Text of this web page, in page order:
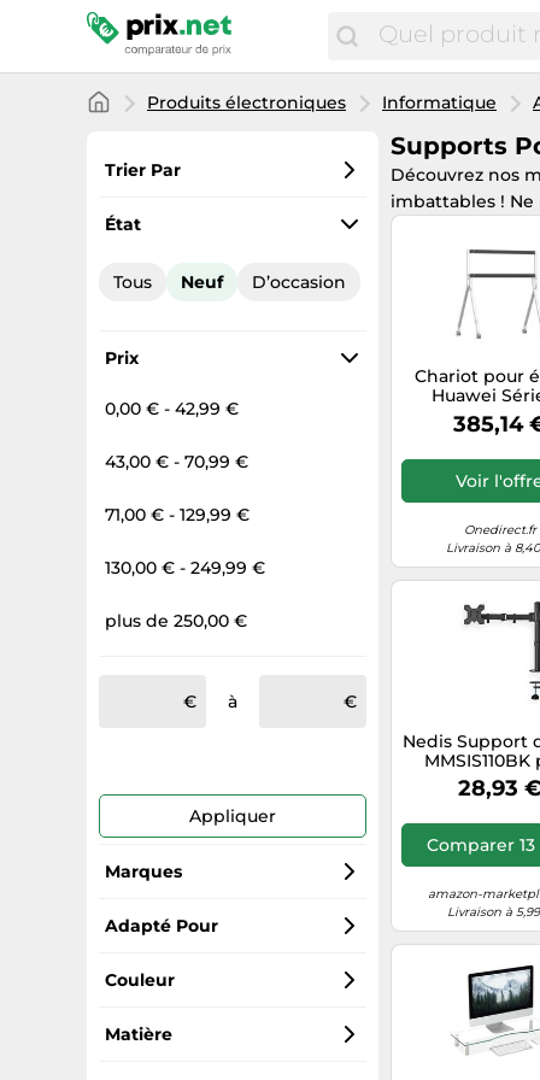
Produits électroniques Informatique
Trier Par
Préférés
Prix total
État
Tous Neuf D’occasion
Prix
0,00 € - 42,99 €
43,00 € - 70,99 €
71,00 € - 129,99 €
130,00 € - 249,99 €
plus de 250,00 €
à
Appliquer
Marques
Ergotron
Neomounts
vidaXL
Adapté Pour
Moniteurs
PC
Couleur
Noir
Matière
Supports
Découvrez nos
imbattables ! Ne
Chariot pour
Huawei
Support à
pour écrans de
385,14
Voir
Onedirect.fr
Livraison à
Nedis Support
MMSIS110BK
bureau –
15–32 pouces
28,93 €
Comparer
amazon-
Livraison à